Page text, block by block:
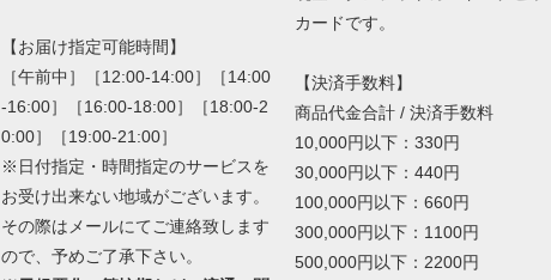
【お届け指定可能時間】
［午前中］［12:00-14:00］［14:00
-16:00］［16:00-18:00］［18:00-2
0:00］［19:00-21:00］
※日付指定・時間指定のサービスを
お受け出来ない地域がございます。
その際はメールにてご連絡致します
ので、予めご了承下さい。
カードです。
【決済手数料】
商品代金合計 / 決済手数料
10,000円以下：330円
30,000円以下：440円
100,000円以下：660円
300,000円以下：1100円
500,000円以下：2200円